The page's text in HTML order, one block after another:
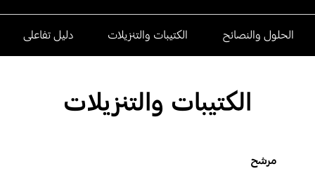
الحلول والنصائح الكتيبات والتنزيلات دليل تفاعلى
الكتيبات والتنزيلات
مرشح